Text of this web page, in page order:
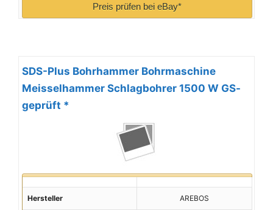
Preis prüfen bei eBay*
SDS-Plus Bohrhammer Bohrmaschine
Meisselhammer Schlagbohrer 1500 W GS-
geprüft *
Hersteller AREBOS